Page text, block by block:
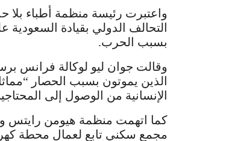
واعتبرت رئيسة منظمة أطباء بلا
التحالف الدولي بقيادة السعودية
بسبب الحرب.
وقالت جوان ليو لوكالة فرانس
الذين يموتون بسبب الحصار
الإنسانية من الوصول إلى
كما اتهمت منظمة هيومن رايتس